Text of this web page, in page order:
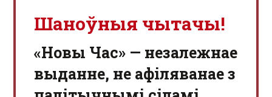
Шаноўныя чытачы!
«Новы Час» — незалежнае
выданне, не афіляванае з